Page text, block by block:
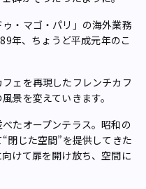
・マゴ・パリ」の海外業務
年、ちょうど平成元年のこ
ェを再現したフレンチカフ
景を変えていきます。
たオープンテラス。昭和の
閉じた空間”を提供してきた
けて扉を開け放ち、空間に